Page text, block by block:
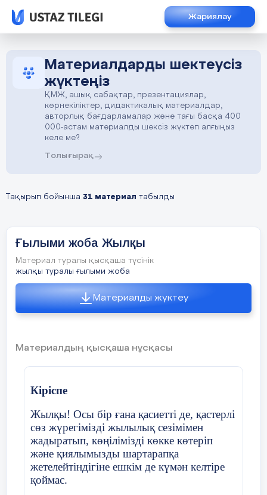
Жариялау
Материалдарды шектеусіз
жүктеңіз
ҚМЖ, ашық сабақтар, презентациялар,
көрнекіліктер, дидактикалық материалдар,
авторлық бағдарламалар және тағы басқа 400
000-астам материалды шексіз жүктеп алғыңыз
келе ме?
Толығырақ
Тақырып бойынша 31 материал табылды
Ғылыми жоба Жылқы
Материал туралы қысқаша түсінік
жылқы туралы ғылыми жоба
Материалды жүктеу
Материалдың қысқаша нұсқасы
Кіріспе
Жылқы! Осы бір ғана қасиетті де, қастерлі
сөз жүрегімізді жылылық сезімімен
жадыратып, көңілімізді көкке көтеріп
және қиялымызды шартарапқа
жетелейтіндігіне ешкім де күмән келтіре
қоймас.